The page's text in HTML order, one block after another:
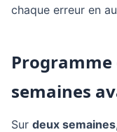
chaque erreur en
Programme
semaines
Sur deux semaines